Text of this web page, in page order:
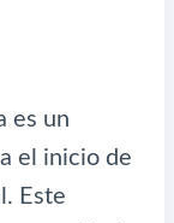
es un
el inicio de
Este